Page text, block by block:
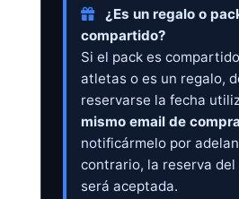
¿Es un regalo o
compartido?
Si el pack es
atletas o es un regalo,
reservarse la fecha
mismo email de compra
notificármelo por
contrario, la reserva
será aceptada.